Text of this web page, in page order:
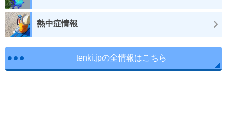
熱中症情報
tenki.jpの全情報はこちら